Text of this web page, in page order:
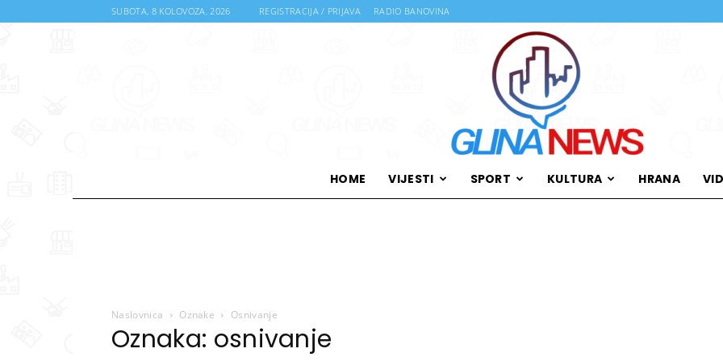
SUBOTA, 8 KOLOVOZA, 2026 REGISTRACIJA / PRIJAVA RADIO BANOVINA
HOME VIJESTI SPORT KULTURA HRANA
Naslovnica Oznake Osnivanje
Oznaka: osnivanje